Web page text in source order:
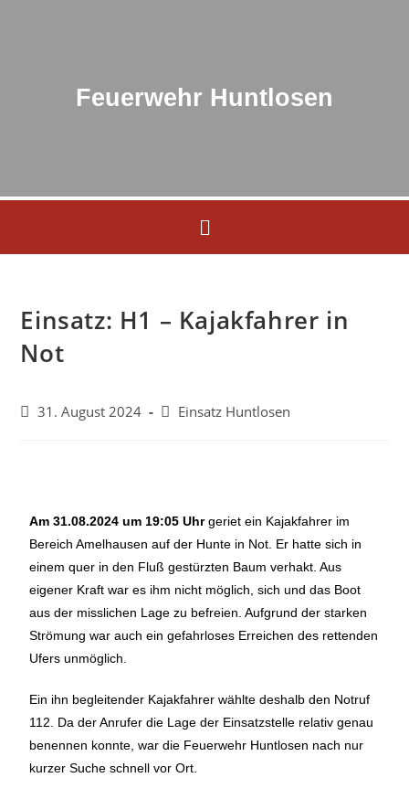
Feuerwehr Huntlosen
Einsatz: H1 – Kajakfahrer in
Not
31. August 2024 Einsatz Huntlosen
Am 31.08.2024 um 19:05 Uhrgeriet ein Kajakfahrer im
Bereich Amelhausen auf der Hunte in Not. Er hatte sich in
einem quer in den Fluß gestürzten Baum verhakt. Aus
eigener Kraft war es ihm nicht möglich, sich und das Boot
aus der misslichen Lage zu befreien. Aufgrund der starken
Strömung war auch ein gefahrloses Erreichen des rettenden
Ufers unmöglich.
Ein ihn begleitender Kajakfahrer wählte deshalb den Notruf
112. Da der Anrufer die Lage der Einsatzstelle relativ genau
benennen konnte, war die Feuerwehr Huntlosen nach nur
kurzer Suche schnell vor Ort.